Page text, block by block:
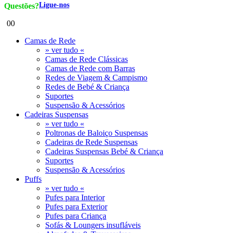
Questões?Ligue-nos
00
Camas de Rede
» ver tudo «
Camas de Rede Clássicas
Camas de Rede com Barras
Redes de Viagem & Campismo
Redes de Bebé & Criança
Suportes
Suspensão & Acessórios
Cadeiras Suspensas
» ver tudo «
Poltronas de Baloiço Suspensas
Cadeiras de Rede Suspensas
Cadeiras Suspensas Bebé & Criança
Suportes
Suspensão & Acessórios
Puffs
» ver tudo «
Pufes para Interior
Pufes para Exterior
Pufes para Criança
Sofás & Loungers insufláveis